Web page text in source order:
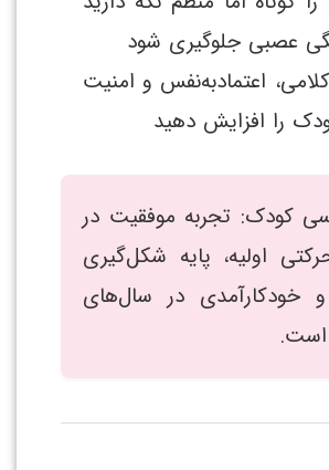
عصبی جلوگیری شود
اعتمادبه‌نفس و امنیت
را افزایش دهید
کودک: تجربه موفقیت در
اولیه، پایه شکل‌گیری
در سال‌های
است.